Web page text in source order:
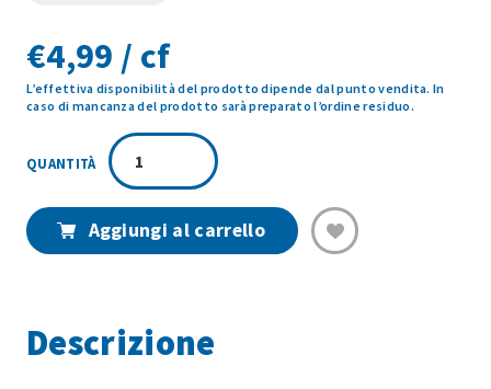
€4,99 / cf
L’effettiva disponibilità del prodotto dipende dal punto vendita. In
caso di mancanza del prodotto sarà preparato l’ordine residuo.
POLPETTINE
BOVINO
300GR
Aggiungi al carrello
Descrizione